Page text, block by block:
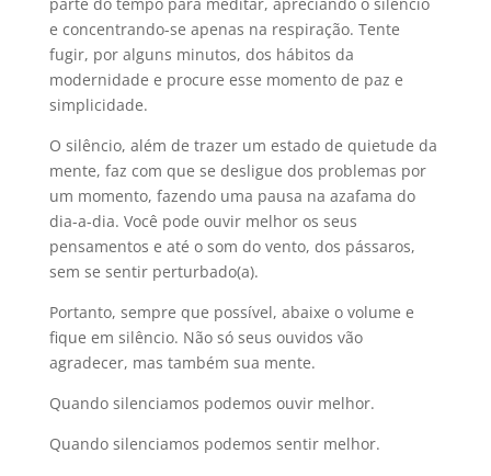
e concentrando-se apenas na respiração. Tente
fugir, por alguns minutos, dos hábitos da
modernidade e procure esse momento de paz e
simplicidade.
O silêncio, além de trazer um estado de quietude da
mente, faz com que se desligue dos problemas por
um momento, fazendo uma pausa na azafama do
dia-a-dia. Você pode ouvir melhor os seus
pensamentos e até o som do vento, dos pássaros,
sem se sentir perturbado(a).
Portanto, sempre que possível, abaixe o volume e
fique em silêncio. Não só seus ouvidos vão
agradecer, mas também sua mente.
Quando silenciamos podemos ouvir melhor.
Quando silenciamos podemos sentir melhor.